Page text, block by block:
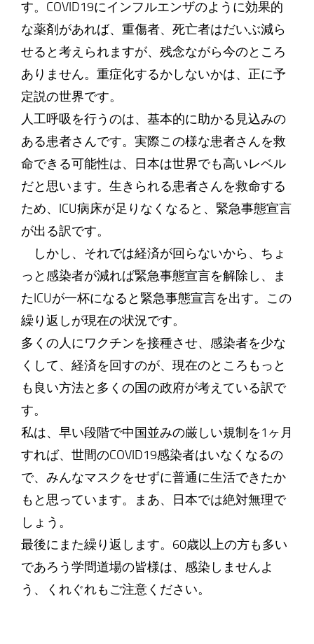
す。COVID19にインフルエンザのように効果的
な薬剤があれば、重傷者、死亡者はだいぶ減ら
せると考えられますが、残念ながら今のところ
ありません。重症化するかしないかは、正に予
定説の世界です。
人工呼吸を行うのは、基本的に助かる見込みの
ある患者さんです。実際この様な患者さんを救
命できる可能性は、日本は世界でも高いレベル
だと思います。生きられる患者さんを救命する
ため、ICU病床が足りなくなると、緊急事態宣言
が出る訳です。
しかし、それでは経済が回らないから、ちょ
っと感染者が減れば緊急事態宣言を解除し、ま
たICUが一杯になると緊急事態宣言を出す。この
繰り返しが現在の状況です。
多くの人にワクチンを接種させ、感染者を少な
くして、経済を回すのが、現在のところもっと
も良い方法と多くの国の政府が考えている訳で
す。
私は、早い段階で中国並みの厳しい規制を1ヶ月
すれば、世間のCOVID19感染者はいなくなるの
で、みんなマスクをせずに普通に生活できたか
もと思っています。まあ、日本では絶対無理で
しょう。
最後にまた繰り返します。60歳以上の方も多い
であろう学問道場の皆様は、感染しませんよ
う、くれぐれもご注意ください。